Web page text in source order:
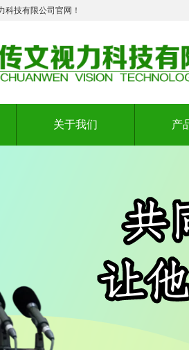
科技有限公司官网！
关于我们 产